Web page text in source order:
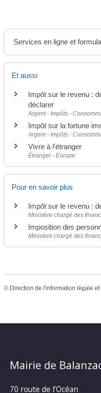
Services en ligne et
Et aussi
Impôt sur le revenu :
déclarer
Argent - Impôts -
Impôt sur la fortune
Argent - Impôts -
Vivre à l'étranger
Étranger - Europe
Pour en savoir plus
Impôt sur le revenu :
Ministère chargé des
Imposition des
Ministère chargé des
© Direction de l'information légale
Mairie de
70 route de l’Océan